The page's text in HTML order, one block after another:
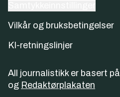
Vilkår og bruksbetingelser
KI-retningslinjer
All journalistikk er basert på
og Redaktørplakaten